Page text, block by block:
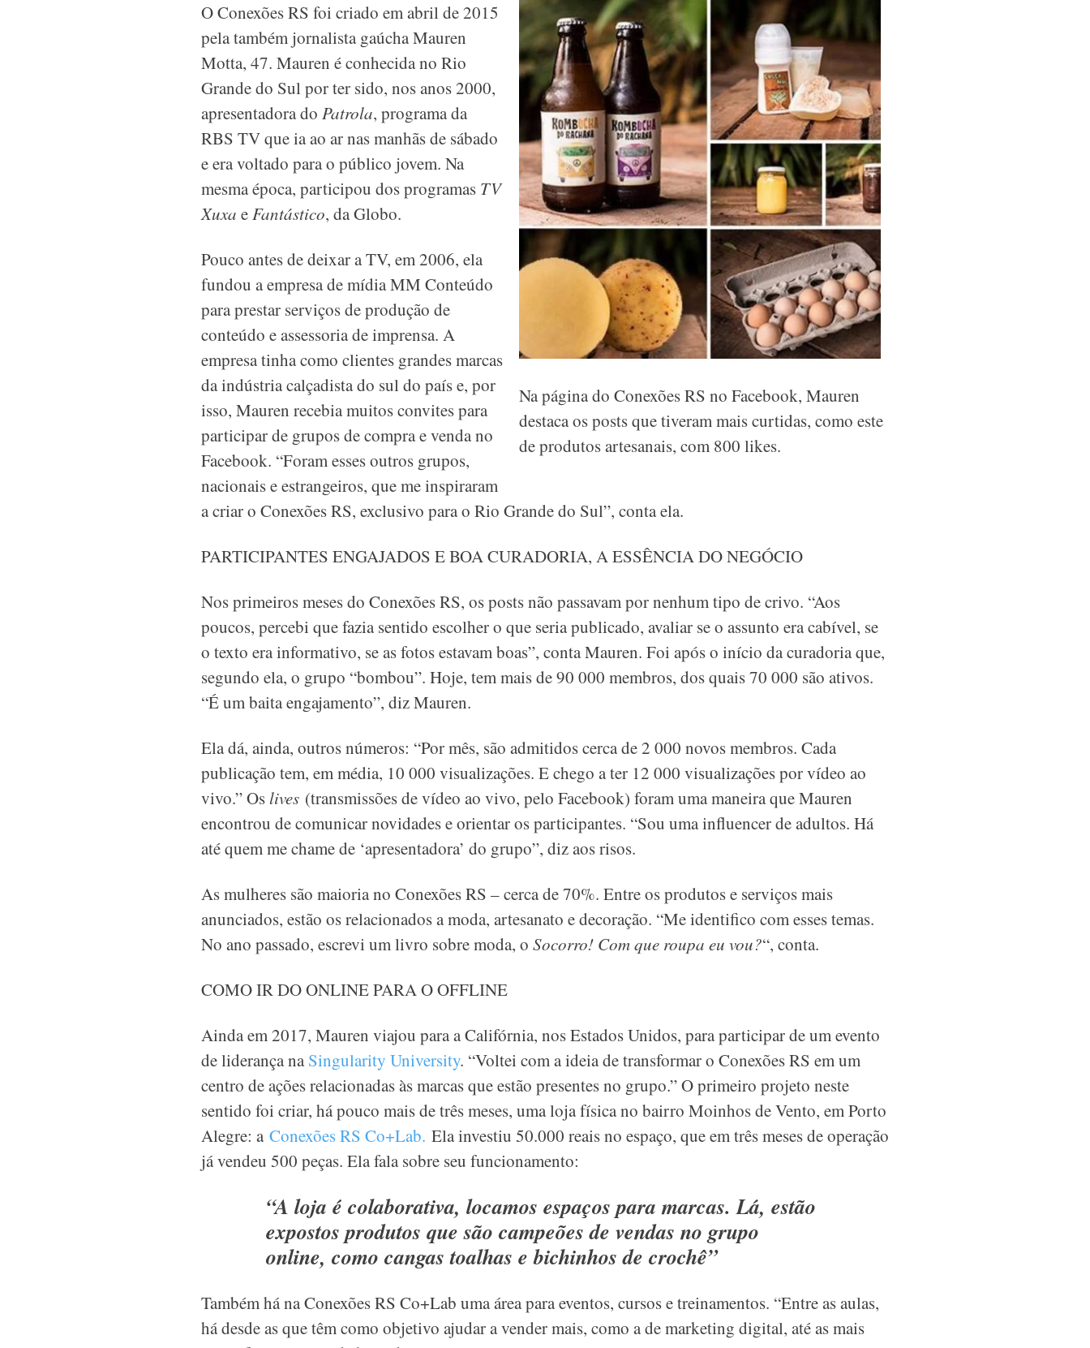
Na página do Conexões RS no Facebook, Mauren
destaca os posts que tiveram mais curtidas, como este
de produtos artesanais, com 800 likes.
O Conexões RS foi criado em abril de 2015
pela também jornalista gaúcha Mauren
Motta, 47. Mauren é conhecida no Rio
Grande do Sul por ter sido, nos anos 2000,
apresentadora do Patrola, programa da
RBS TV que ia ao ar nas manhãs de sábado
e era voltado para o público jovem. Na
mesma época, participou dos programas TV
Xuxa eFantástico, da Globo.
Pouco antes de deixar a TV, em 2006, ela
fundou a empresa de mídia MM Conteúdo
para prestar serviços de produção de
conteúdo e assessoria de imprensa. A
empresa tinha como clientes grandes marcas
da indústria calçadista do sul do país e, por
isso, Mauren recebia muitos convites para
participar de grupos de compra e venda no
Facebook. “Foram esses outros grupos,
nacionais e estrangeiros, que me inspiraram
a criar o Conexões RS, exclusivo para o Rio Grande do Sul”, conta ela.
PARTICIPANTES ENGAJADOS E BOA CURADORIA, A ESSÊNCIA DO NEGÓCIO
Nos primeiros meses do Conexões RS, os posts não passavam por nenhum tipo de crivo. “Aos
poucos, percebi que fazia sentido escolher o que seria publicado, avaliar se o assunto era cabível, se
o texto era informativo, se as fotos estavam boas”, conta Mauren. Foi após o início da curadoria que,
segundo ela, o grupo “bombou”. Hoje, tem mais de 90 000 membros, dos quais 70 000 são ativos.
“É um baita engajamento”, diz Mauren.
Ela dá, ainda, outros números: “Por mês, são admitidos cerca de 2 000 novos membros. Cada
publicação tem, em média, 10 000 visualizações. E chego a ter 12 000 visualizações por vídeo ao
vivo.” Os lives(transmissões de vídeo ao vivo, pelo Facebook) foram uma maneira que Mauren
encontrou de comunicar novidades e orientar os participantes. “Sou uma influencer de adultos. Há
até quem me chame de ‘apresentadora’ do grupo”, diz aos risos.
As mulheres são maioria no Conexões RS – cerca de 70%. Entre os produtos e serviços mais
anunciados, estão os relacionados a moda, artesanato e decoração. “Me identifico com esses temas.
No ano passado, escrevi um livro sobre moda, o Socorro! Com que roupa eu vou?“, conta.
COMO IR DO ONLINE PARA O OFFLINE
Ainda em 2017, Mauren viajou para a Califórnia, nos Estados Unidos, para participar de um evento
de liderança naSingularity University. “Voltei com a ideia de transformar o Conexões RS em um
centro de ações relacionadas às marcas que estão presentes no grupo.” O primeiro projeto neste
sentido foi criar, há pouco mais de três meses, uma loja física no bairro Moinhos de Vento, em Porto
Alegre: a Conexões RS Co+Lab. Ela investiu 50.000 reais no espaço, que em três meses de operação
já vendeu 500 peças. Ela fala sobre seu funcionamento:
“A loja é colaborativa, locamos espaços para marcas. Lá, estão
expostos produtos que são campeões de vendas no grupo
online, como cangas toalhas e bichinhos de crochê”
Também há na Conexões RS Co+Lab uma área para eventos, cursos e treinamentos. “Entre as aulas,
há desde as que têm como objetivo ajudar a vender mais, como a de marketing digital, até as mais